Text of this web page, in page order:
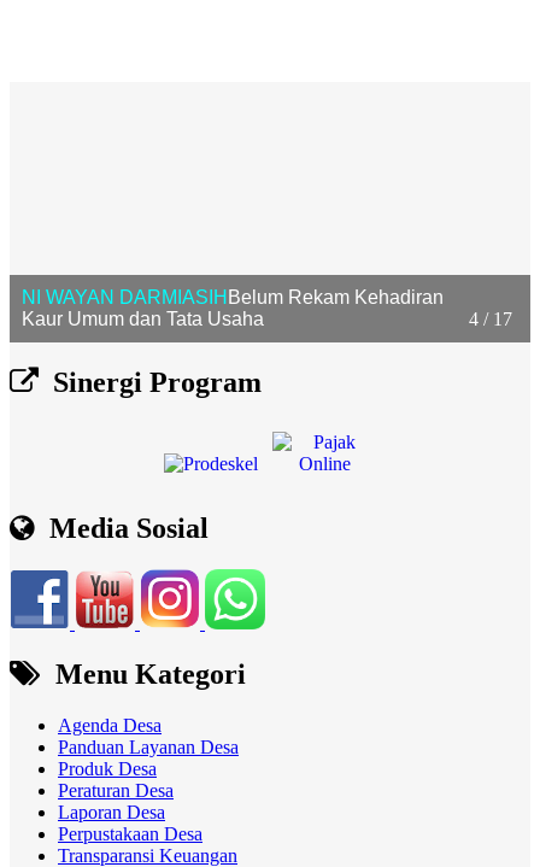
4 / 17
NI WAYAN DARMIASIH Belum Rekam Kehadiran
Kaur Umum dan Tata Usaha
Sinergi Program
Media Sosial
Menu Kategori
Agenda Desa
Panduan Layanan Desa
Produk Desa
Peraturan Desa
Laporan Desa
Perpustakaan Desa
Transparansi Keuangan